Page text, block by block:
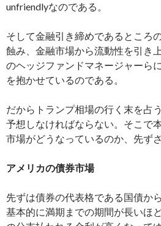
unfriendlyなのである。
そして金融引き締めであるところ
蝕み、金融市場から流動性を引き
のヘッジファンドマネージャーら
を抱かせているのである。
だからトランプ相場の行く末を占
予想しなければならない。そこで
市場がどうなっているのか、先ず
アメリカの債券市場
先ずは債券の代表格である国債か
基本的に満期までの期間が長いほ